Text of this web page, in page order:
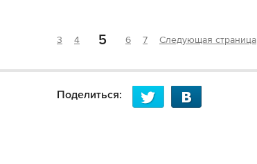
3 4 5 6 7 Следующая страница
Поделиться: